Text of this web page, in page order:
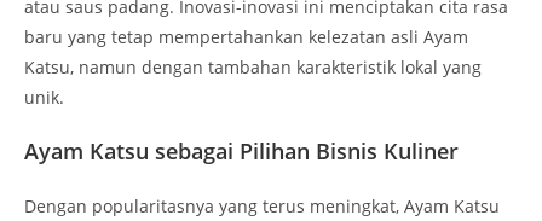
atau saus padang. Inovasi-inovasi ini menciptakan cita rasa
baru yang tetap mempertahankan kelezatan asli Ayam
Katsu, namun dengan tambahan karakteristik lokal yang
unik.
Ayam Katsu sebagai Pilihan Bisnis Kuliner
Dengan popularitasnya yang terus meningkat, Ayam Katsu